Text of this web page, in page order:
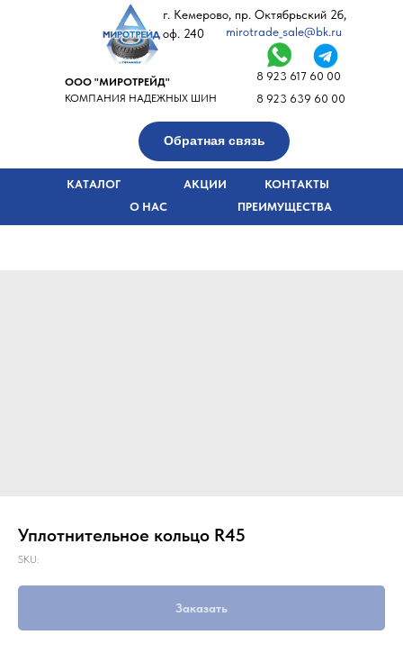
г. Кемерово, пр. Октябрьский 2б,
оф. 240
8 923 617 60 00
8 923 639 60 00
mirotrade_sale@bk.ru
Обратная связь
КАТАЛОГ
АКЦИИ
О НАС
КОНТАКТЫ
ПРЕИМУЩЕСТВА
ООО "МИРОТРЕЙД"
КОМПАНИЯ НАДЕЖНЫХ ШИН
Уплотнительное кольцо R45
SKU:
Заказать